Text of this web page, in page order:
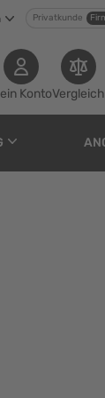
Privatkunde
KontoVergleich